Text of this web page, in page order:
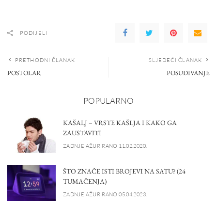
PODIJELI
PRETHODNI ČLANAK
POSTOLAR
SLJEDEĆI ČLANAK
POSUĐIVANJE
POPULARNO
KAŠALJ – VRSTE KAŠLJA I KAKO GA
ZAUSTAVITI
ZADNJE AŽURIRANO 11.02.2020.
ŠTO ZNAČE ISTI BROJEVI NA SATU? (24
TUMAČENJA)
ZADNJE AŽURIRANO 05.04.2023.